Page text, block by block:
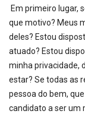
Em primeiro lugar,
que motivo? Meus
deles? Estou
atuado? Estou
minha privacidade,
estar? Se todas as
pessoa do bem,
candidato a ser um